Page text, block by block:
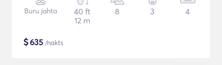
Buru jahta
40 ft
12 m
8 3 4
$635 /nakts